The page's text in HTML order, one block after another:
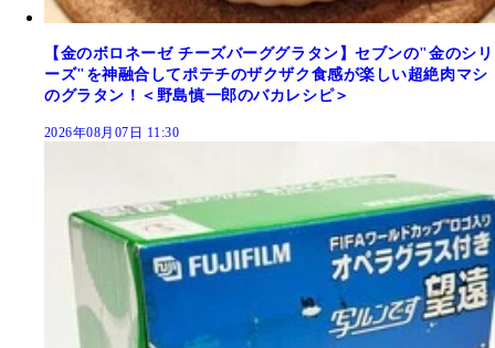
【金のボロネーゼ チーズバーググラタン】セブンの"金のシリ
ーズ"を神融合してポテチのザクザク食感が楽しい超絶肉マシ
のグラタン！＜野島慎一郎のバカレシピ＞
2026年08月07日 11:30